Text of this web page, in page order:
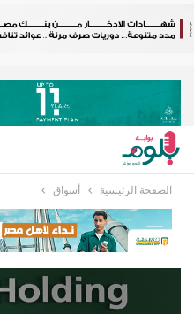
الصفحة الرئيسية أسواق